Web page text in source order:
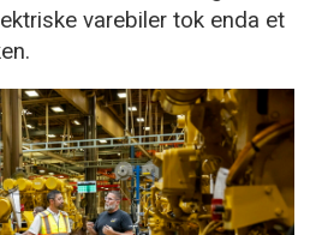
varebiler tok enda et